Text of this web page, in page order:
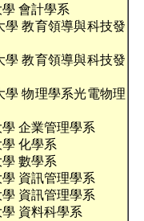
會計學系
學 教育領導與科技發
學 教育領導與科技發
學 物理學系光電物理
企業管理學系
化學系
數學系
資訊管理學系
資訊管理學系
資料科學系